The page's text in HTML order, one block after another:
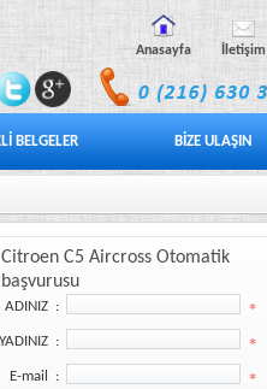
Anasayfa İletişim
BELGELER BİZE ULAŞIN
Citroen C5 Aircross Otomatik
başvurusu
ADINIZ :
:
E-mail :